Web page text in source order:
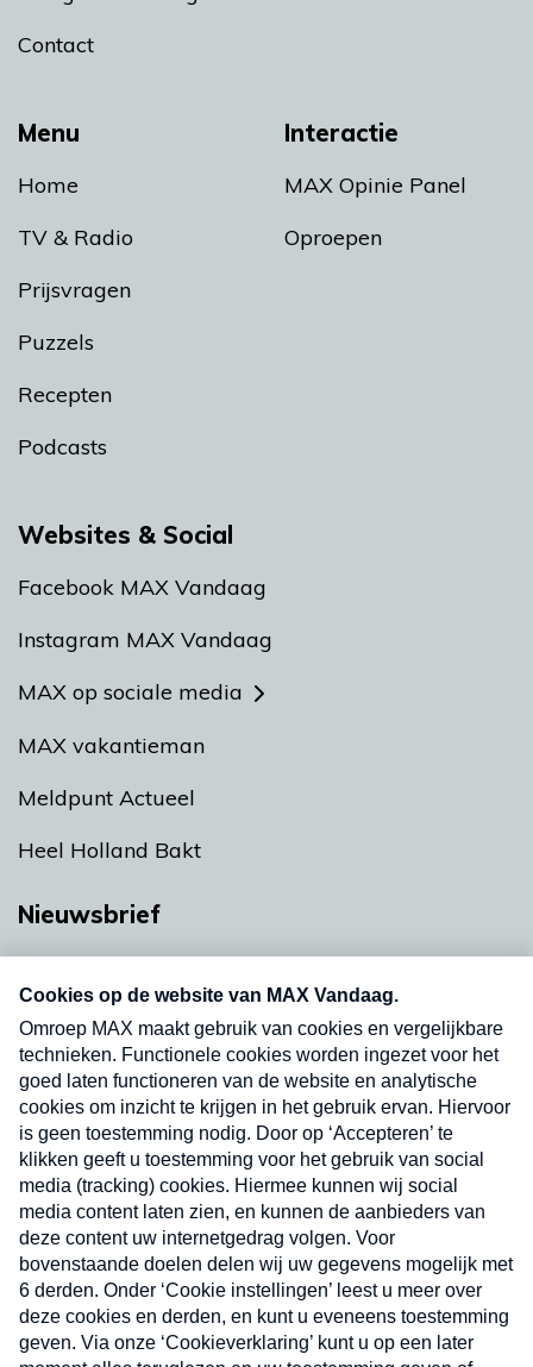
Menu
Home
TV & Radio
Prijsvragen
Puzzels
Recepten
Podcasts
Interactie
MAX Opinie Panel
Oproepen
Contact
Websites & Social
Facebook MAX Vandaag
Instagram MAX Vandaag
MAX op sociale media
MAX vakantieman
Meldpunt Actueel
Heel Holland Bakt
Nieuwsbrief
nieuwsbrief. Elke vrijdag- en dinsdagochtend in
uw mailbox.
Verzend
Nieuwsbrief
Neem hier een gratis abonnement op onze